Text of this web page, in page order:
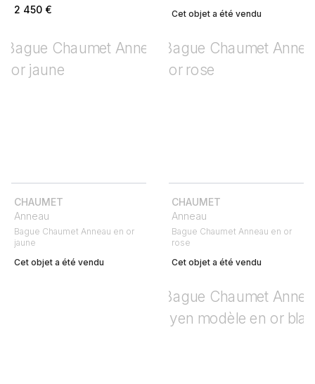
2 450 €
Cet objet a été vendu
CHAUMET
Anneau
Bague Chaumet Anneau en or
jaune
Cet objet a été vendu
CHAUMET
Anneau
Bague Chaumet Anneau en or
rose
Cet objet a été vendu